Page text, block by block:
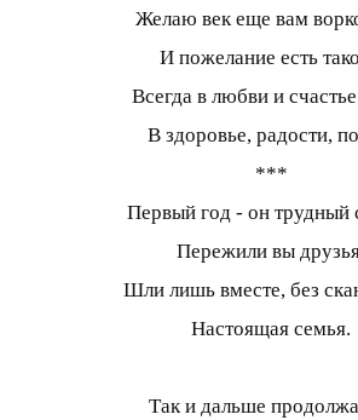
Желаю век еще вам
И пожелание есть
Всегда в любви и
В здоровье, радости,
***
Первый год - он трудный
Пережили вы
Шли лишь вместе, без
Настоящая семья.
Так и дальше